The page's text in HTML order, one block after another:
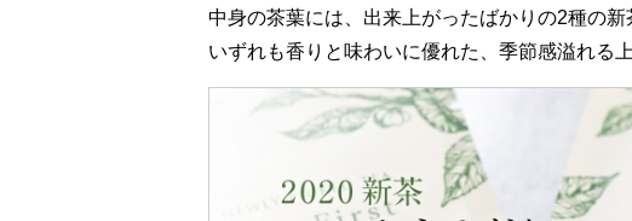
中身の茶葉には、出来上がったばかりの2種の新
いずれも香りと味わいに優れた、季節感溢れる